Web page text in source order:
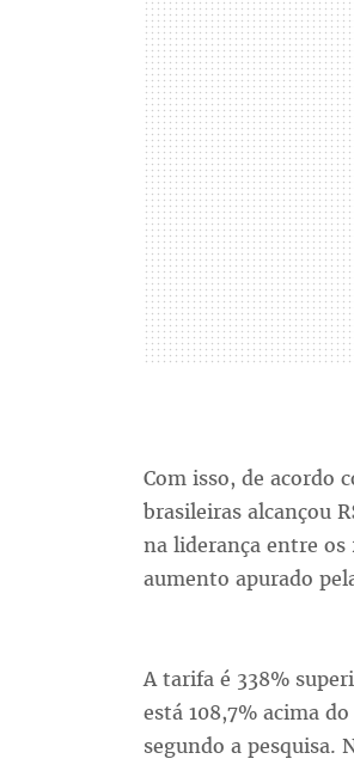
Com isso, de acordo
brasileiras alcançou
na liderança entre os
aumento apurado
A tarifa é 338%
está 108,7% acima
segundo a pesquisa.